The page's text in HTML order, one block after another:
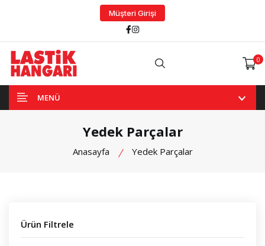
Müşteri Girişi
Facebook
Instagram
0
MENÜ
Yedek Parçalar
Anasayfa Yedek Parçalar
Ürün Filtrele